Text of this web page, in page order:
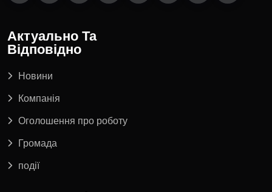
Актуально Та
Відповідно
Новини
Компанія
Оголошення про роботу
Громада
події